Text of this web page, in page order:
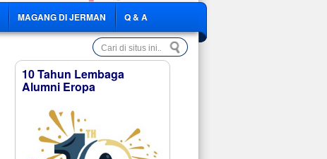
MAGANG DI JERMAN Q & A
10 Tahun Lembaga
Alumni Eropa